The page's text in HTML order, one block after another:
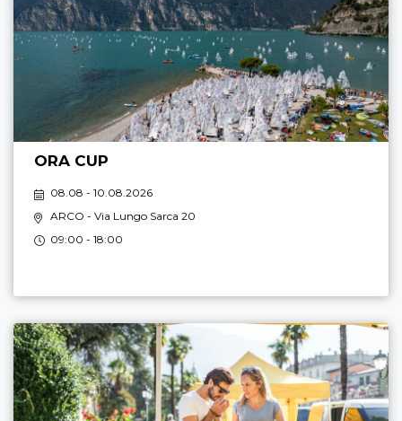
ORA CUP
08.08 - 10.08.2026
ARCO - Via Lungo Sarca 20
09:00 - 18:00